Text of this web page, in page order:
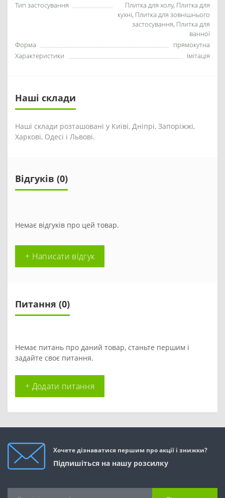
Тип застосування
Плитка для холу, Плитка для
кухні, Плитка для зовнішнього
застосування, Плитка для
ванної
Форма
прямокутна
Характеристики
Імітація
Наші склади
Наші склади розташовані у Київі, Дніпрі, Запоріжжі,
Харкові, Одесі і Львові.
Відгуків (0)
Немає відгуків про цей товар.
+ Написати відгук
Питання (0)
Немає питань про даний товар, станьте першим і
задайте своє питання.
+ Додати питання
Хочете дізнаватися першим про акції і знижки?
Підпишіться на нашу розсилку